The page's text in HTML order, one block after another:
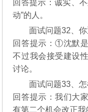
回答提示：诚实、
动”的人。
面试问题32、
回答提示：①沈默
不过我会接受建设
讨论。
面试问题33、
回答提示：我们大
有第二个机会改正我